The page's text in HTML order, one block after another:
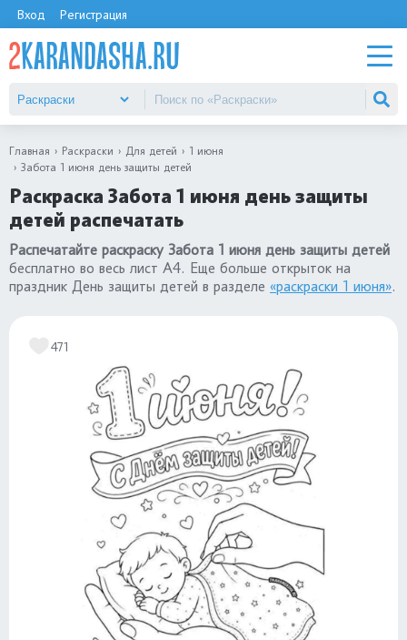
Вход Регистрация
Главная Раскраски Для детей
1 июня
Забота 1 июня день защиты детей
Раскраска Забота 1 июня день защиты
детей распечатать
Распечатайте раскраску Забота 1 июня день защиты детей
бесплатно во весь лист А4. Еще больше открыток на
праздник День защиты детей в разделе «раскраски 1 июня».
471